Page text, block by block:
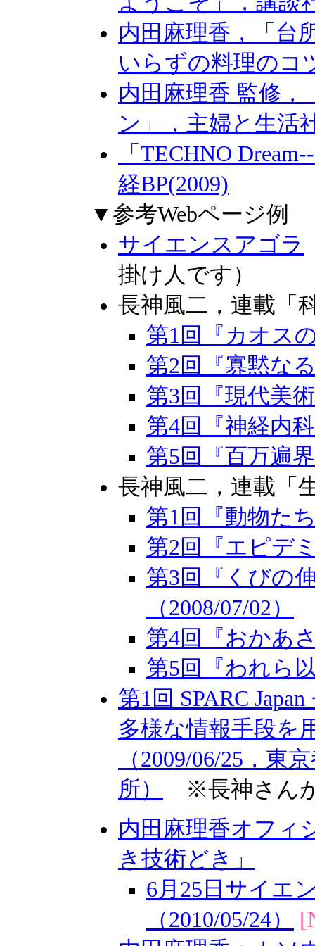
内田麻理香，「台
いらずの料理のコ
内田麻理香 監修
ン」，主婦と生活
「TECHNO
経BP(2009)
▼参考Webページ例
サイエンスアゴラ
掛け人です）
長神風二，連載「
第1回『カオス
第2回『寡黙な
第3回『現代美
第4回『神経内
第5回『百万遍
長神風二，連載「
第1回『動物た
第2回『エピデ
第3回『くびの
（2008/07/02）
第4回『おかあ
第5回『われら
第1回 SPARC
多様な情報手段を
（2009/06/25，東
所）
※長神さん
内田麻理香オフィ
き技術どき」
6月25日サイエ
（2010/05/24）